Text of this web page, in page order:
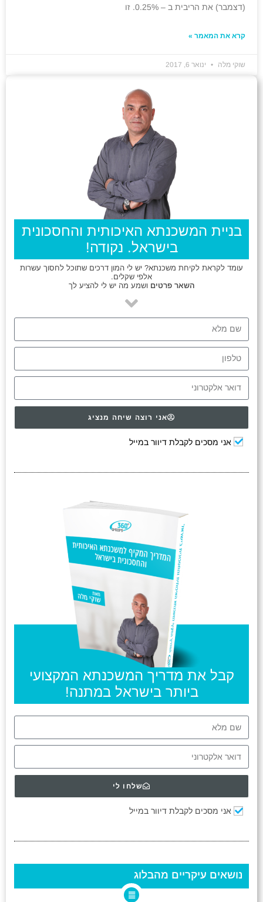
(דצמבר) את הריבית ב – 0.25%. זו
קרא את המאמר »
שוקי מלה ינואר 6, 2017
בניית המשכנתא האיכותית והחסכונית
בישראל. נקודה!
עומד לקראת לקיחת משכנתא? יש לי המון דרכים שתוכל לחסוך עשרות
אלפי שקלים.
השאר פרטים ושמע מה יש לי להציע לך
אני מסכים לקבלת דיוור במייל
אני רוצה שיחה מנציג
קבל את מדריך המשכנתא המקצועי
ביותר בישראל במתנה!
אני מסכים לקבלת דיוור במייל
שלחו לי
נושאים עיקריים מהבלוג